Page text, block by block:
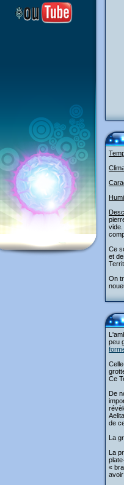
Ce
et
On
peu
Ce
De
de
La
La
«